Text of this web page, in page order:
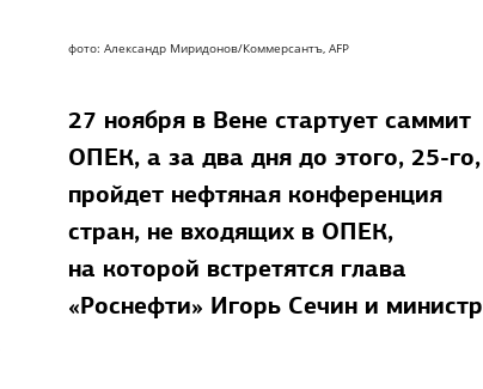
фото: Александр Миридонов/Коммерсантъ, AFP
27 ноября в Вене стартует саммит
ОПЕК, а за два дня до этого, 25-го,
пройдет нефтяная конференция
стран, не входящих в ОПЕК,
на которой встретятся глава
«Роснефти» Игорь Сечин и министр